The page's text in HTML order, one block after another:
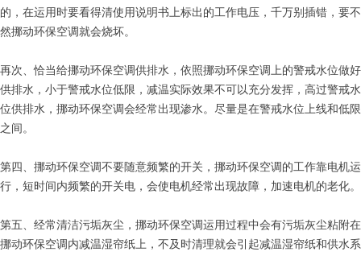
的，在运用时要看得清使用说明书上标出的工作电压，千万别插错，要不
然挪动环保空调就会烧坏。
再次、恰当给挪动环保空调供排水，依照挪动环保空调上的警戒水位做好
供排水，小于警戒水位低限，减温实际效果不可以充分发挥，高过警戒水
位供排水，挪动环保空调会经常出现渗水。尽量是在警戒水位上线和低限
之间。
第四、挪动环保空调不要随意频繁的开关，挪动环保空调的工作靠电机运
行，短时间内频繁的开关电，会使电机经常出现故障，加速电机的老化。
第五、经常清洁污垢灰尘，挪动环保空调运用过程中会有污垢灰尘粘附在
挪动环保空调内减温湿帘纸上，不及时清理就会引起减温湿帘纸和供水系